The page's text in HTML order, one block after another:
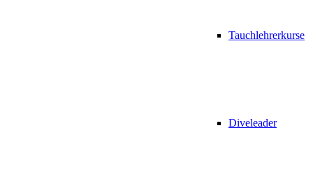
Tauchlehrerkurse
Diveleader